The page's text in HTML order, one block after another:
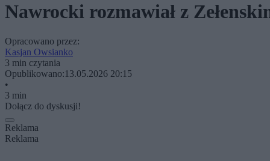
Nawrocki rozmawiał z
Opracowano przez:
Kasjan Owsianko
3 min czytania
Opublikowano:13.05.2026 20:15
•
3 min
Dołącz do dyskusji!
Reklama
Reklama